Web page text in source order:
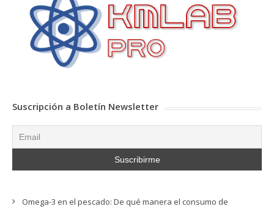
Suscripción a Boletín Newsletter
Omega-3 en el pescado: De qué manera el consumo de